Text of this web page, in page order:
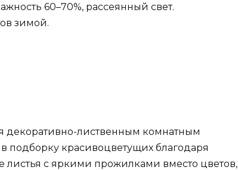
60–70%, рассеянный свет.
зимой.
декоративно-лиственным комнатным
подборку красивоцветущих благодаря
листья с яркими прожилками вместо цветов,